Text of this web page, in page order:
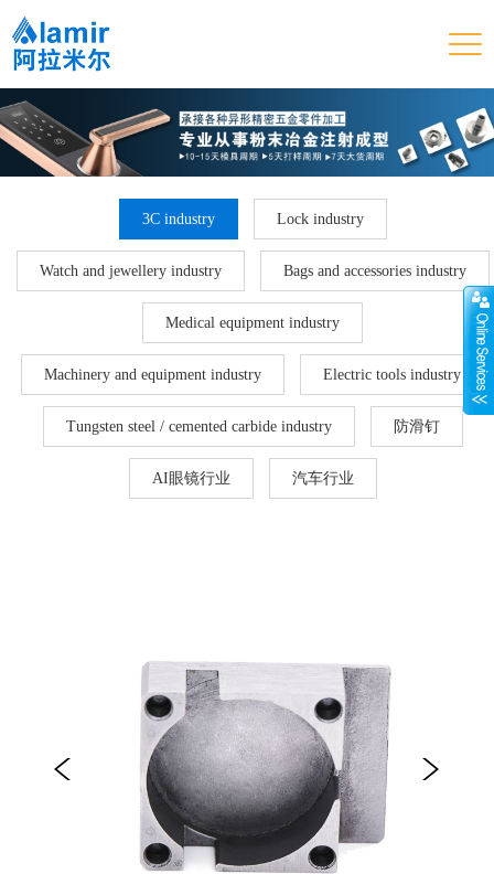
3C industry Lock industry
Watch and jewellery industry Bags and accessories industry
Medical equipment industry
Machinery and equipment industry Electric tools industry
Tungsten steel / cemented carbide industry 防滑钉
AI眼镜行业 汽车行业